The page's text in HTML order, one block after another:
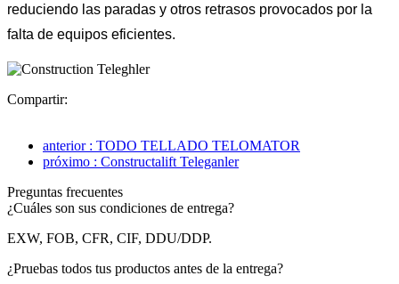
reduciendo las paradas y otros retrasos provocados por la
falta de equipos eficientes.
Compartir:
anterior : TODO TELLADO TELOMATOR
próximo : Constructalift Teleganler
Preguntas frecuentes
¿Cuáles son sus condiciones de entrega?
EXW, FOB, CFR, CIF, DDU/DDP.
¿Pruebas todos tus productos antes de la entrega?